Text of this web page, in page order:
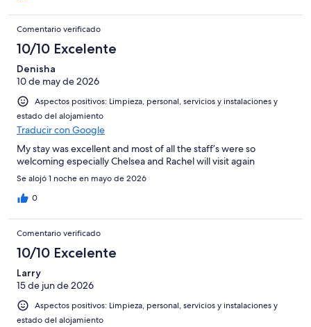
Comentario verificado
10/10 Excelente
Denisha
10 de may de 2026
Aspectos positivos: Limpieza, personal, servicios y instalaciones y
estado del alojamiento
Traducir con Google
My stay was excellent and most of all the staff’s were so
welcoming especially Chelsea and Rachel will visit again
Se alojó 1 noche en mayo de 2026
0
Comentario verificado
10/10 Excelente
Larry
15 de jun de 2026
Aspectos positivos: Limpieza, personal, servicios y instalaciones y
estado del alojamiento